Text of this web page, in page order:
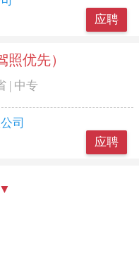
应聘
优先）
应聘
| 中专
司
▼